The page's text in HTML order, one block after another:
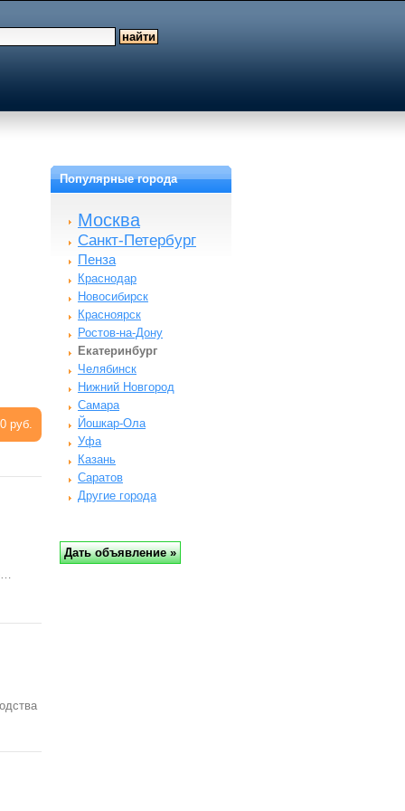
руб.
Популярные города
Москва
Санкт-Петербург
Пенза
Краснодар
Новосибирск
Красноярск
Ростов-на-Дону
Екатеринбург
Челябинск
Нижний Новгород
Самара
Йошкар-Ола
Уфа
Казань
Саратов
Другие города